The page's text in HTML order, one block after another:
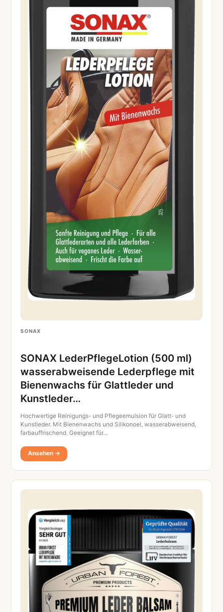
SONAX
SONAX LederPflegeLotion (500 ml)
wasserabweisende Lederpflege mit
Bienenwachs für Glattleder und
Kunstleder…
Hochwertige Reinigungs- und Pflegeemulsion für Glatt- und
Kunstleder. Mit Bienenwachs und Silikonoel, wasserabweisend,
farbauffrischend. Geeignet für…
Ansehen →